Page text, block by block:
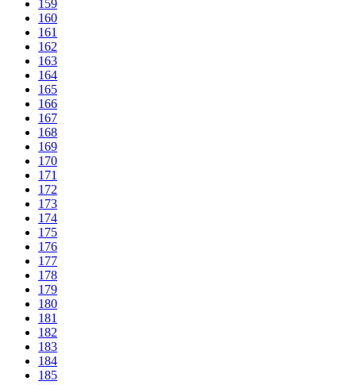
159
160
161
162
163
164
165
166
167
168
169
170
171
172
173
174
175
176
177
178
179
180
181
182
183
184
185